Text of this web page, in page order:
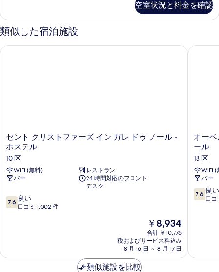
示
す
る
す
べ
の
る
Dormitory
-
Ensuite
詳
空室状況と料金を確認
類似した宿泊施設
セ
ン
ト
ク
リ
ス
フ
ァ
レ
セント クリストファーズ イン ガレ ドゥ ノール -
ホステル
10 区
WiFi (無料)
レストラン
バー
24 時間対応のフロント
デスク
10
段
口
7.6 良い
口コミ 1,002 件
現
在
の
料
金
￥8,934
合計 ￥10,776
税およびサービス料込み
8 月 16 日 ～ 8 月 17 日
セント クリストファーズ イン ガレ ドゥ ノール - ホステル
オ
ー
ル
ジ
ュ・
デ・
ジ
イ
オー
ール
18 区
WiFi (
バー
10
段
コ
7.6 良い
口コ
オーベ
類似施設を比較